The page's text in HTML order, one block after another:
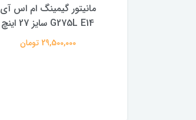
مانیتور گیمینگ ام اس آی
G275L E14 سایز 27 اینچ
29,500,000 تومان